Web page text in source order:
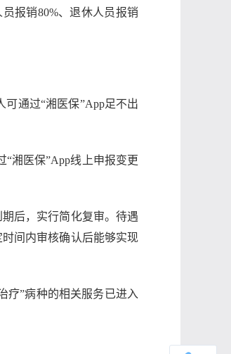
报销80%、退休人员报销
通过“湘医保”App足不出
湘医保”App线上申报变更
后，实行简化复审。待遇
间内审核确认后能够实现
疗”病种的相关服务已进入